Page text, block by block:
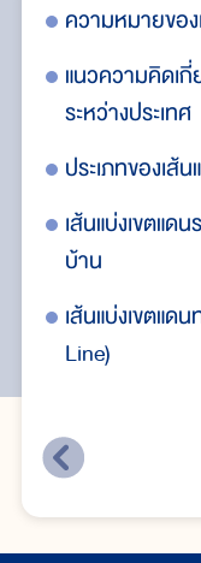
ความหมายของ
แนวความคิดเ
ระหว่างประเทศ
ประเภทของเส้
เส้นแบ่งเขตแด
บ้าน
เส้นแบ่งเขตแด
Line)